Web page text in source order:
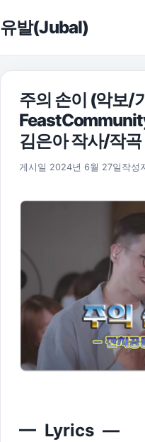
유발(Jubal)
주의 손이 (악보/
김은아 작사/작곡
게시일 2024년 6월 27일 2025
작성
— Lyrics —